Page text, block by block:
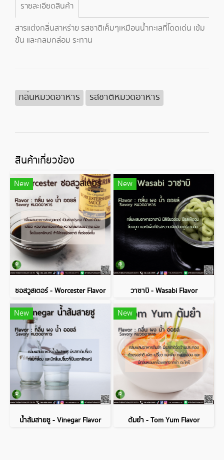
รายละเอียดสินค้า
สารแต่งกลิ่นสาหร่าย รสชาติเค็มๆเหมือนน้ำทะเลที่โดดเด่น เข้ม
ข้น และกลมกล่อม ระทาน
กลิ่นหมวดอาหาร รสชาติหมวดอาหาร
สินค้าเกี่ยวข้อง
New
ซอสวูสเตอร์ - Worcester Flavor
New
วาซาบิ - Wasabi Flavor
New
น้ำส้มสายชู - Vinegar Flavor
New
ต้มยำ - Tom Yum Flavor